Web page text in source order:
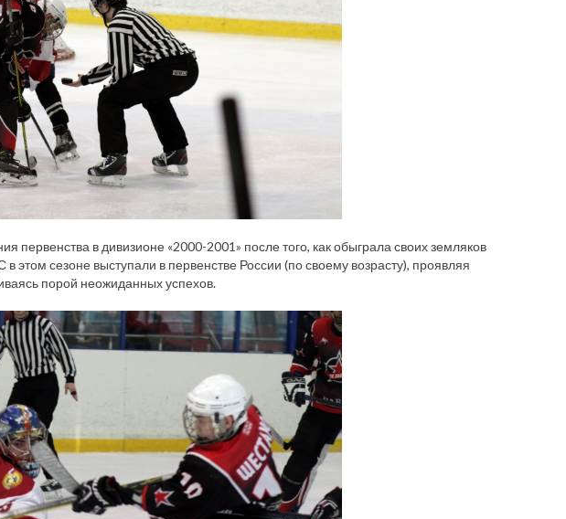
первенства в дивизионе «2000-2001» после того, как обыграла своих земляков
сезоне выступали в первенстве России (по своему возрасту), проявляя
порой неожиданных успехов.